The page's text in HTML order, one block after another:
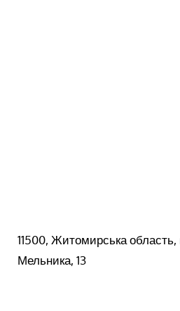
11500, Житомирська область,
Мельника, 13